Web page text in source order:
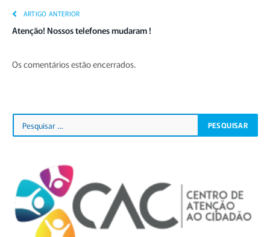
ARTIGO ANTERIOR
Atenção! Nossos telefones mudaram !
Os comentários estão encerrados.